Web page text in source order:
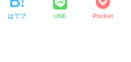
はてブ LINE Pocket